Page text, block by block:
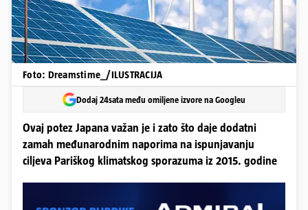
Foto: Dreamstime_/ILUSTRACIJA
Dodaj 24sata među omiljene izvore na Googleu
Ovaj potez Japana važan je i zato što daje dodatni
zamah međunarodnim naporima na ispunjavanju
ciljeva Pariškog klimatskog sporazuma iz 2015. godine